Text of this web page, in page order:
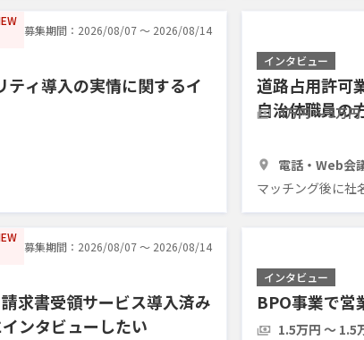
募集期間：2026/08/07 〜 2026/08/14
ィ導入の実情に関するイ
インタビュー
道路占用許可
自治体職員の
4万円 〜 5万
電話・Web会
マッチング後に社
募集期間：2026/08/07 〜 2026/08/14
求書受領サービス導入済み
ンタビューしたい
インタビュー
BPO事業で営
1.5万円 〜 1.5